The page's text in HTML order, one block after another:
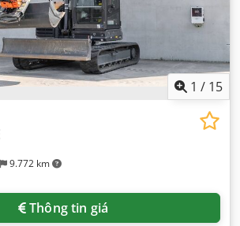
1 / 15
9.772 km
Thông tin giá